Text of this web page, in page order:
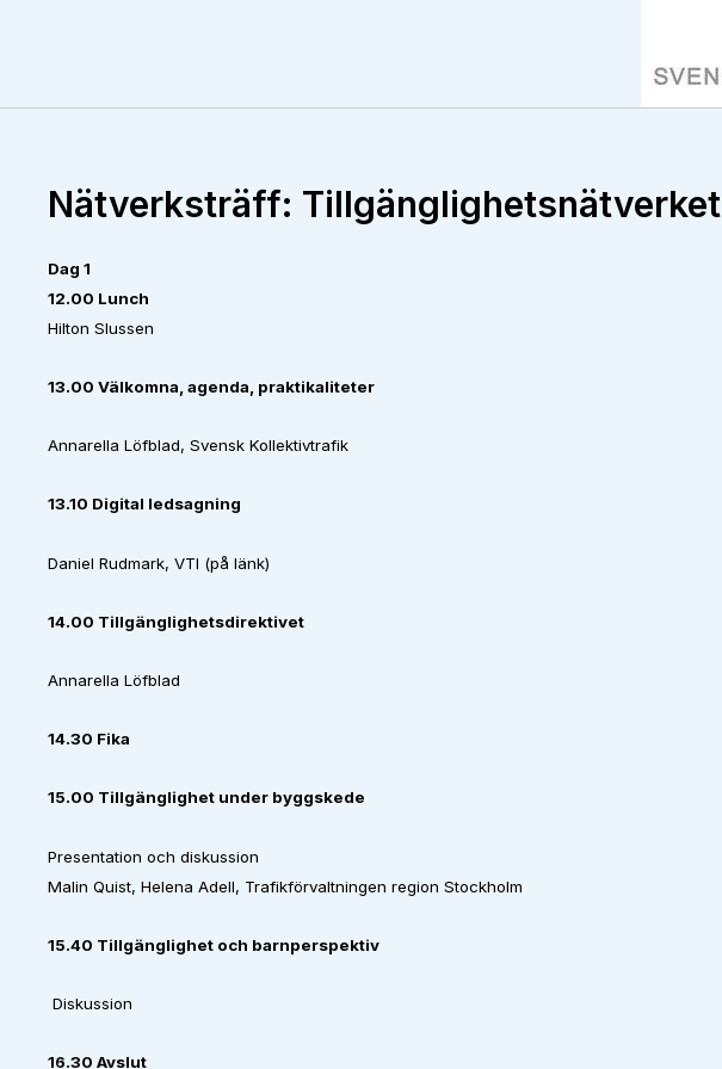
Nätverksträff: Tillgänglighetsnätverket
Dag 1
12.00 Lunch
Hilton Slussen
13.00 Välkomna, agenda, praktikaliteter
Annarella Löfblad, Svensk Kollektivtrafik
13.10 Digital ledsagning
Daniel Rudmark, VTI (på länk)
14.00 Tillgänglighetsdirektivet
Annarella Löfblad
14.30 Fika
15.00 Tillgänglighet under byggskede
Presentation och diskussion
Malin Quist, Helena Adell, Trafikförvaltningen region Stockholm
15.40 Tillgänglighet och barnperspektiv
Diskussion
16.30 Avslut